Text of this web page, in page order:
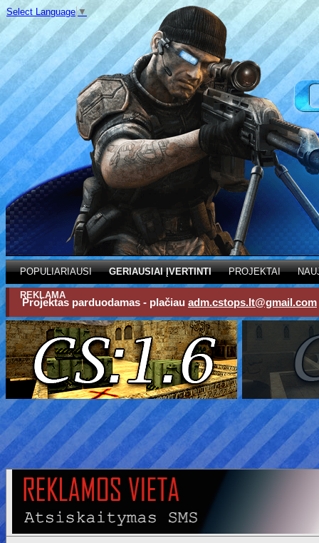
Select Language ▼
POPULIARIAUSI GERIAUSIAI ĮVERTINTI PROJEKTAI
REKLAMA
Projektas parduodamas - plačiau adm.cstops.lt@gmail.com